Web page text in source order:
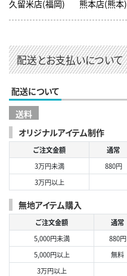
久留米店(福岡)
熊本店(熊本)
配送とお支払いについて
配送について
送料
オリジナルアイテム制作
ご注文金額 通常
3万円未満
880円
3万円以上
無地アイテム購入
ご注文金額 通常
5,000円未満
880円
5,000円以上
無料
3万円以上